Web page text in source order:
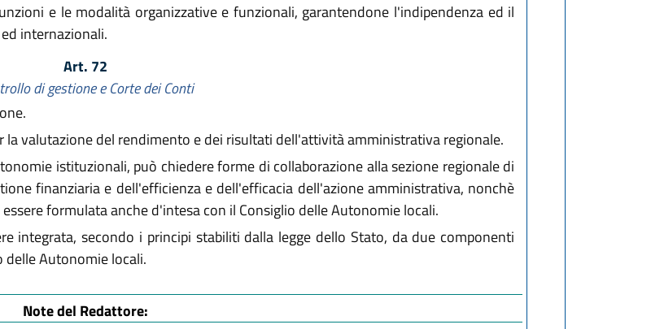
e le modalità organizzative e funzionali, garantendone l'indipendenza ed il
internazionali.
Art. 72
di gestione e Corte dei Conti
la valutazione del rendimento e dei risultati dell'attività amministrativa regionale.
istituzionali, può chiedere forme di collaborazione alla sezione regionale di
finanziaria e dell'efficienza e dell'efficacia dell'azione amministrativa, nonchè
formulata anche d'intesa con il Consiglio delle Autonomie locali.
integrata, secondo i principi stabiliti dalla legge dello Stato, da due componenti
delle Autonomie locali.
Note del Redattore: